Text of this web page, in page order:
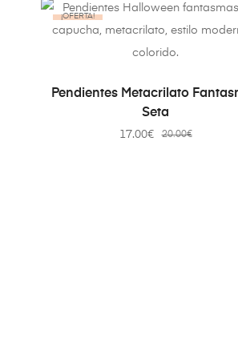
¡OFERTA!
AÑADIR AL CARRITO
Pendientes Metacrilato
Seta
20.00€
17.00€